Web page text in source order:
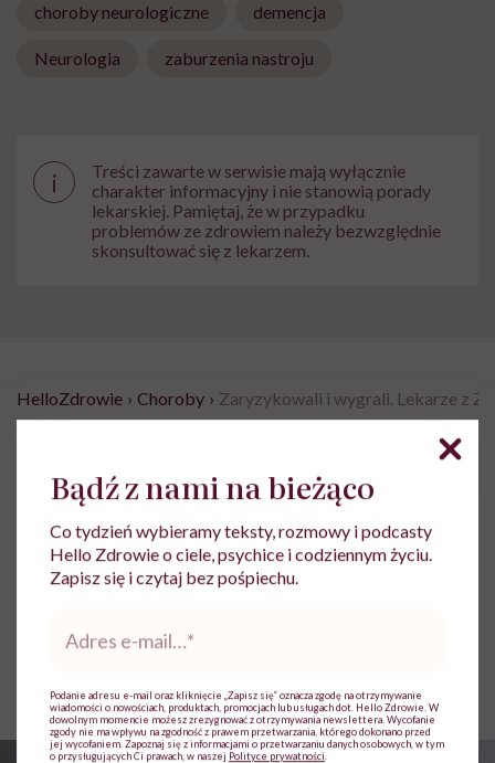
choroby neurologiczne demencja
Neurologia zaburzenia nastroju
i
Treści zawarte w serwisie mają wyłącznie
charakter informacyjny i nie stanowią porady
lekarskiej. Pamiętaj, że w przypadku
problemów ze zdrowiem należy bezwzględnie
skonsultować się z lekarzem.
HelloZdrowie › Choroby › Zaryzykowali i wygrali. Lekarze z
Zaryzykowali i wygrali. Lekarze
z Zielonej Góry w nietypowy
sposób uratowali życie 9-latka,
ale czekali pół roku, by o tym
opowiedzieć
Agata Źrałko
Aktualizacja:14.01.2026 11:44
Bądź z nami na bieżąco
Co tydzień wybieramy teksty, rozmowy i podcasty
Hello Zdrowie o ciele, psychice i codziennym życiu.
Zapisz się i czytaj bez pośpiechu.
mail*
Podanie adresu e-mail oraz kliknięcie „Zapisz się” oznacza zgodę na otrzymywanie
wiadomości o nowościach, produktach, promocjach lub usługach dot. Hello Zdrowie. W
dowolnym momencie możesz zrezygnować z otrzymywania newslettera. Wycofanie
zgody nie ma wpływu na zgodność z prawem przetwarzania, którego dokonano przed
jej wycofaniem. Zapoznaj się z informacjami o przetwarzaniu danych osobowych, w tym
o przysługujących Ci prawach, w naszej Polityce prywatności